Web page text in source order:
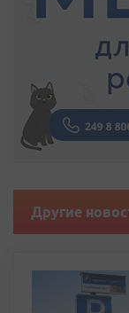
Другие